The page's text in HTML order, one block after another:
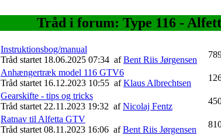
Tråd i forum: Type 116 -
Instruktionsbog/manual
Tråd startet 18.06.2025 07:34 afBent Riis Jørgensen
Anhængertræk model 116 GTV6
Tråd startet 16.12.2023 10:55 afKlaus Albrechtsen
Gearskifte - tips og tricks
Tråd startet 22.11.2023 19:32 afNicolaj Fentz
Ratnav til Alfetta GTV
Tråd startet 08.11.2023 16:06 afBent Riis Jørgensen